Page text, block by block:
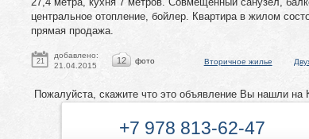
центральное отопление, бойлер. Квартира в жилом
прямая продажа.
21
добавлено:
21.04.2015
12 фото Вторичное жилье
Пожалуйста, скажите что это объявление Вы нашли на
+7 978 813-62-47